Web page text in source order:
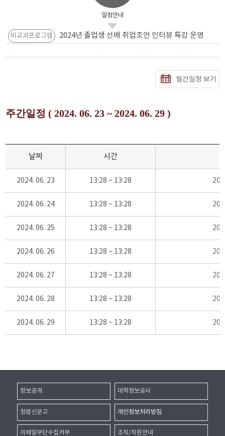
일정안내
비교과프로그램 2024년 졸업생 선배 취업조언 인터뷰 특강 운영
월간일정 보기
주간일정 ( 2024. 06. 23 ~ 2024. 06. 29 )
날짜 시간
2024. 06. 23 13:28 ~ 13:28
2024. 06. 24 13:28 ~ 13:28
2024. 06. 25 13:28 ~ 13:28
2024. 06. 26 13:28 ~ 13:28
2024. 06. 27 13:28 ~ 13:28
2024. 06. 28 13:28 ~ 13:28
2024. 06. 29 13:28 ~ 13:28
정보공개 대학정보공시
청렴신문고 개인정보처리방침
이메일무단수집거부 조직/직원안내